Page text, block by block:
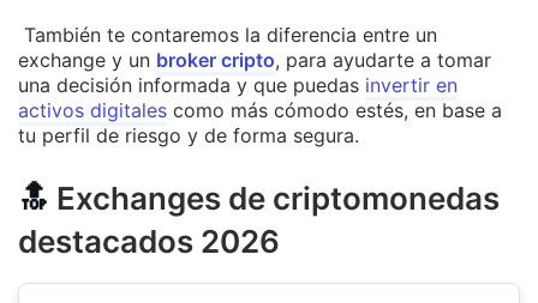
También te contaremos la diferencia entre un
exchange y un broker cripto, para ayudarte a tomar
una decisión informada y que puedas invertir en
activos digitales como más cómodo estés, en base a
tu perfil de riesgo y de forma segura.
🔝 Exchanges de criptomonedas
destacados 2026